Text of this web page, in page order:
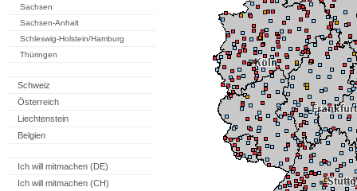
Sachsen
Sachsen-Anhalt
Schleswig-Holstein/Hamburg
Thüringen
Schweiz
Österreich
Liechtenstein
Belgien
Ich will mitmachen (DE)
Ich will mitmachen (CH)